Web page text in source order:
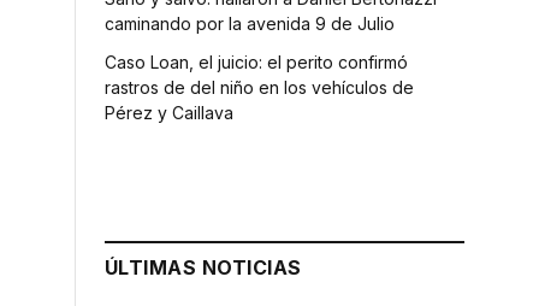
caminando por la avenida 9 de Julio
Caso Loan, el juicio: el perito confirmó
rastros de del niño en los vehículos de
Pérez y Caillava
ÚLTIMAS NOTICIAS